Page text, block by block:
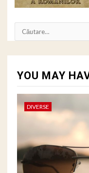
Caută
după:
YOU MAY
DIVERSE